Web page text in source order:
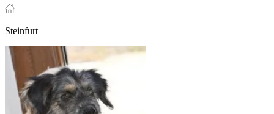
Steinfurt